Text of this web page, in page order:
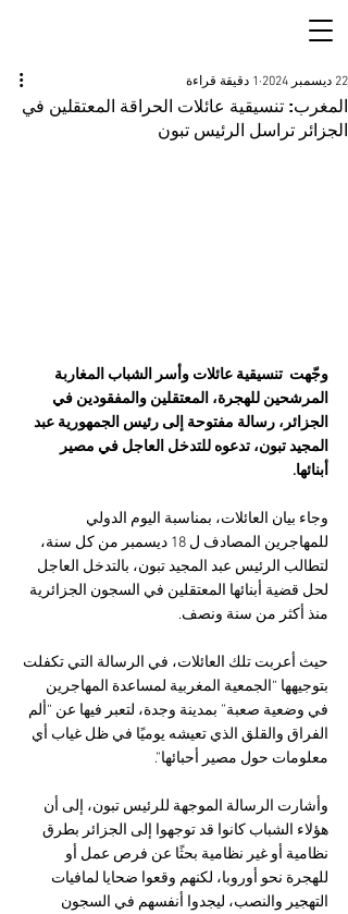
المغرب: تنسيقية عائلات الحراقة المعتقلين في
الجزائر تراسل الرئيس تبون
22 ديسمبر 2024 1 دقيقة قراءة
وجّهت  تنسيقية عائلات وأسر الشباب المغاربة
المرشحين للهجرة، المعتقلين والمفقودين في
الجزائر، رسالة مفتوحة إلى رئيس الجمهورية عبد
المجيد تبون، تدعوه للتدخل العاجل في مصير
أبنائها.
وجاء بيان العائلات، بمناسبة اليوم الدولي
للمهاجرين المصادف ل 18 ديسمبر من كل سنة،
لتطالب الرئيس عبد المجيد تبون، بالتدخل العاجل
لحل قضية أبنائها المعتقلين في السجون الجزائرية
منذ أكثر من سنة ونصف.
حيث أعربت تلك العائلات، في الرسالة التي تكفلت
بتوجيهها “الجمعية المغربية لمساعدة المهاجرين
في وضعية صعبة” بمدينة وجدة، لتعبر فيها عن “ألم
الفراق والقلق الذي تعيشه يوميًا في ظل غياب أي
معلومات حول مصير أحبائها”.
وأشارت الرسالة الموجهة للرئيس تبون، إلى أن
هؤلاء الشباب كانوا قد توجهوا إلى الجزائر بطرق
نظامية أو غير نظامية بحثًا عن فرص عمل أو
للهجرة نحو أوروبا، لكنهم وقعوا ضحايا لمافيات
التهجير والنصب، ليجدوا أنفسهم في السجون